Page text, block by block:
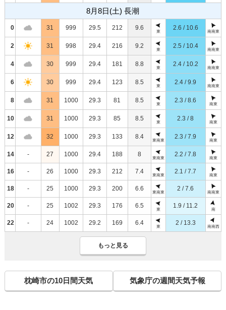
8月8日(土) 長潮
0 31 999 29.5 212 9.6
東
2.6 / 10.6
南南東
2 31 998 29.4 216 9.2
東
2.5 / 10.4
南南東
4 30 999 29.4 181 8.8
東
2.4 / 10.2
南南東
6 30 999 29.4 123 8.5
東
2.4 / 9.9
南南東
8 31 1000 29.3 81 8.5
東
2.3 / 8.6
南東
10 31 1000 29.3 85 8.5
東
2.3 / 8
南東
12 32 1000 29.3 133 8.4
東南東
2.3 / 7.9
南東
14 - 27 1000 29.4 188 8
東南東
2.2 / 7.8
南東
16 - 26 1000 29.3 212 7.4
東南東
2.1 / 7.7
南東
18 - 25 1000 29.3 200 6.6
東南東
2 / 7.6
南南東
20 - 25 1002 29.3 176 6.5
東
1.9 / 11.2
南
22 - 24 1002 29.2 169 6.4
東
2 / 13.3
南南西
もっと見る
枕崎市の10日間天気 気象庁の週間天気予報